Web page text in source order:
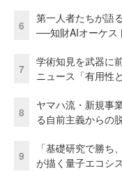
6
第一人者たちが語
──知財AIオーケス
7
学術知見を武器に
ニュース「有用性
8
ヤマハ流・新規事
る自前主義からの
9
「基礎研究で勝
が描く量子エコシ